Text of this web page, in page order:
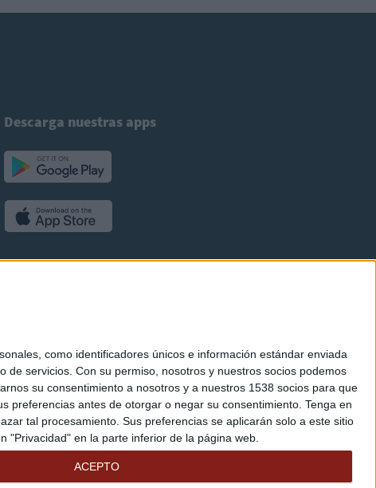
como identificadores únicos e información estándar enviada
de servicios. Con su permiso, nosotros y nuestros socios podemos
su consentimiento a nosotros y a nuestros 1538 socios para que
preferencias antes de otorgar o negar su consentimiento. Tenga en
tal procesamiento. Sus preferencias se aplicarán solo a este sitio
"Privacidad" en la parte inferior de la página web.
ACEPTO
Descarga nuestras apps